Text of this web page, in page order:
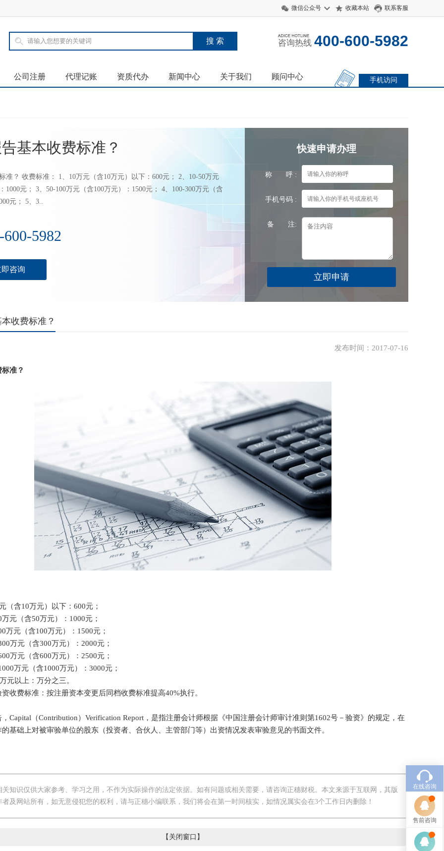
微信公众号 收藏本站 联系客服
咨询热线 400-600-5982
公司注册 代理记账 资质代办 新闻中心 关于我们 顾问中心 手机访问
基本收费标准？
准？ 收费标准： 1、10万元（含10万元）以下：600元； 2、10-50万元
1000元； 3、50-100万元（含100万元）：1500元； 4、100-300万元（含
元； 5、3..
600-5982
咨询
快速申请办理
称 呼 :
手机号码 :
备 注:
收费标准？
发布时间：2017-07-16
准？
含10万元）以下：600元；
（含50万元）：1000元；
元（含100万元）：1500元；
元（含300万元）：2000元；
元（含600万元）：2500元；
万元（含1000万元）：3000元；
以上：万分之三。
费标准：按注册资本变更后同档收费标准提高40%执行。
（Contribution）Verification Report，是指注册会计师根据《中国注册会计师审计准则第1602号－验资》的规定，在
基础上对被审验单位的股东（投资者、合伙人、主管部门等）出资情况发表审验意见的书面文件。
关知识仅供大家参考、学习之用，不作为实际操作的法定依据。如有问题或相关需要，请咨询正穗财税。本文来源于互联网，其版
者及网站所有，如无意侵犯您的权利，请与正穗小编联系，我们将会在第一时间核实，如情况属实会在3个工作日内删除！
【 关闭窗口 】
在线咨询
售前咨询